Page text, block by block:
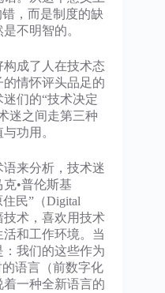
，而是制度的缺
不明智的。
成了人在技术态
情怀评头品足的
们的“技术决定
迷之间走第三种
功用。
来分析，技术迷
•普伦斯基
住民”（Digital
技术，喜欢用技术
和工作环境。当
我们的这些作为
语言（前数字化
一种全新语言的